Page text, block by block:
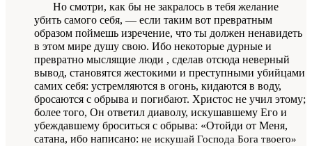
Но смотри, как бы не закралось в тебя же­лание
убить самого себя, — если таким вотпре­вратным
образом поймешьизречение, что ты должен ненавидеть
в этом мире душу свою. Ибо некоторые дурные и
превратно мыслящие люди , сделав отсюданеверный
вывод, становятся жестокими и преступными убийцами
самих себя: устремляются в огонь, кидаются в воду,
бросаются с обрыва и погибают. Христос не учил этому;
бо­лее того, Он ответил диаволу, искушавшемуЕго и
убеждавшему броситься с обрыва: «Отойди от Меня,
сатана, ибо написано:не искушай Господа Бога твоего»